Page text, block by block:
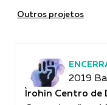
Outros projetos
2019
Ìrohìn Centro de